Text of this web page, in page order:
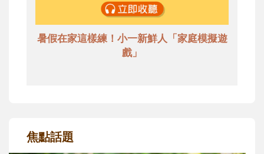
暑假在家這樣練！小一新鮮人「家庭模擬遊
戲」
焦點話題